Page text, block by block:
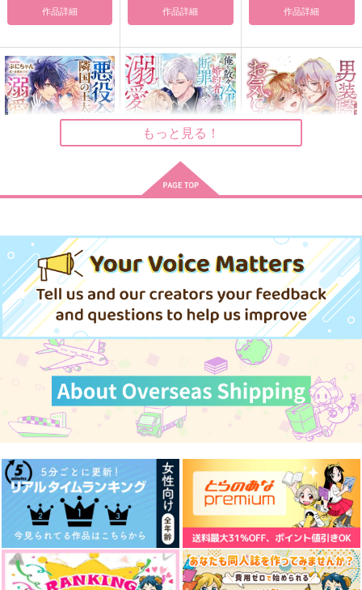
田中ゲタ吉×水木
サンプル
作品詳細
田中ゲタ吉×水木
サンプル
作品詳細
円（税込）
田中ゲタ吉×水木
サンプル
作品詳細
37.2℃のてのひら
gardenia
629 （税込）
犬上照臣×佐狐浩太
サンプル
作品詳細
夜を編む
isotope
1,147
サンプル
作品詳細
「離れないで、側に居
て。」
らぴすらずり。
660
カイザー×潔世一
サンプル
作品詳細
作品詳細 作品詳細 作品詳細
子に溺愛される 15
KADOKAWA
924円（税込）
サンプル
作品詳細
約者の王太子が断罪寸
前で溺愛してきた話、
聞く?
アルファポリス
サンプル
作品詳細
気に入り 3
アルファポリス
792 （税込）
サンプル
作品詳細
悪役令息が戦闘狂オメ
ガに転向したら王太子
殿下に執着されました
天才悪女は嘘を見破る
～王太子の教育係 1
もっと見る！